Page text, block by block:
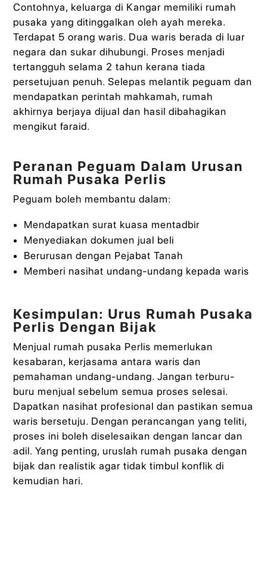
Contohnya, keluarga di Kangar memiliki rumah
pusaka yang ditinggalkan oleh ayah mereka.
Terdapat 5 orang waris. Dua waris berada di luar
negara dan sukar dihubungi. Proses menjadi
tertangguh selama 2 tahun kerana tiada
persetujuan penuh. Selepas melantik peguam dan
mendapatkan perintah mahkamah, rumah
akhirnya berjaya dijual dan hasil dibahagikan
mengikut faraid.
Peranan Peguam Dalam Urusan
Rumah Pusaka Perlis
Peguam boleh membantu dalam:
Mendapatkan surat kuasa mentadbir
Menyediakan dokumen jual beli
Berurusan dengan Pejabat Tanah
Memberi nasihat undang-undang kepada waris
Kesimpulan: Urus Rumah Pusaka
Perlis Dengan Bijak
Menjual rumah pusaka Perlis memerlukan
kesabaran, kerjasama antara waris dan
pemahaman undang-undang. Jangan terburu-
buru menjual sebelum semua proses selesai.
Dapatkan nasihat profesional dan pastikan semua
waris bersetuju. Dengan perancangan yang teliti,
proses ini boleh diselesaikan dengan lancar dan
adil. Yang penting, uruslah rumah pusaka dengan
bijak dan realistik agar tidak timbul konflik di
kemudian hari.